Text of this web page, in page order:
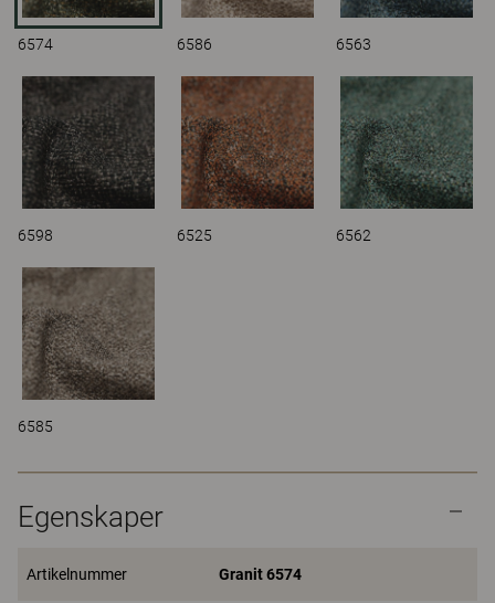
6574 6586 6563
6598 6525 6562
6585
Egenskaper
Artikelnummer Granit 6574